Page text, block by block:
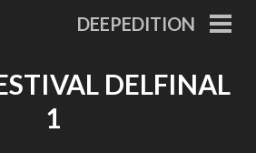
DEEPEDITION
DELFINAL
1